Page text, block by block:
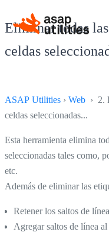
Eliminar todas
celdas
ASAP Utilities › Web › 2.
celdas seleccionadas...
Esta herramienta elimina
seleccionadas tales como,
etc.
Además de eliminar las
Retener los saltos de
Agregar saltos de línea